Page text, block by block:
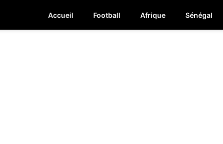
Accueil Football Afrique Sénégal